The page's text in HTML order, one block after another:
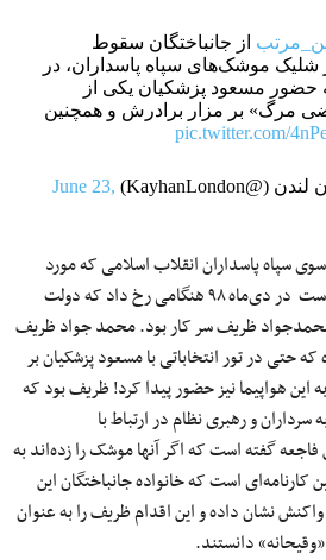
از جا‌نباختگان سقوط
شلیک موشک‌های سپاه پاسداران، در
حضور مسعود پزشکیان یکی از
مرگ» بر مزار برادرش و همچنین
pic.twitter.com/
June 23,
سپاه پاسداران انقلاب اسلامی که مورد
حمایت تمام‌عیار اصلاح‌طلبان است در دی‌ماه ۹۸ هنگامی رخ داد که دولت
ظریف سر کار بود. محمد جواد ظریف
که حتی در تور انتخاباتی با مسعود پزشکیان بر
این هواپیما نیز حضور پیدا کرد! ظریف بود که
و رهبری نظام در ارتباط با
فاجعه گفته است که اگر آنها موشک را زده‌اند به
کارنامه‌ای است که خانواده جانباختگان این
واکنش نشان داده و این اقدام ظریف را به عنوان
دانستند.